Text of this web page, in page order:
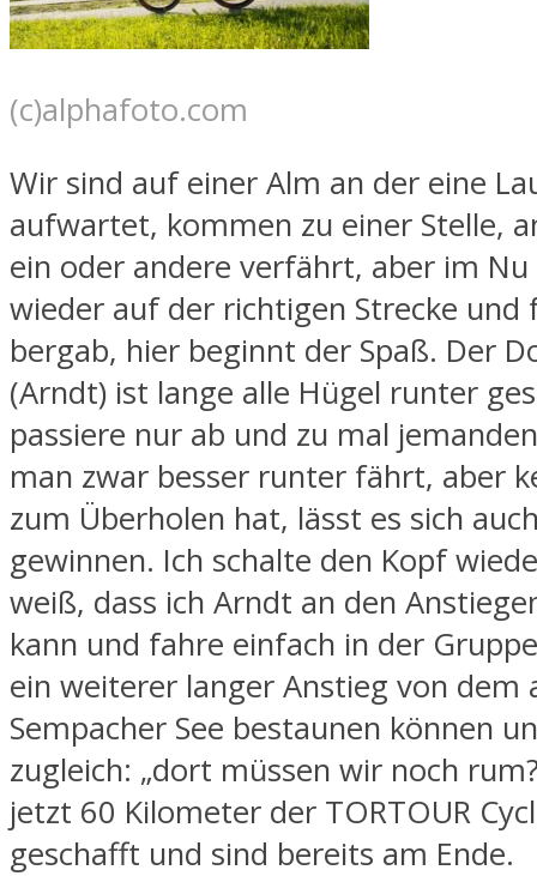
(c)alphafoto.com
Wir sind auf einer Alm an der eine
aufwartet, kommen zu einer Stelle,
ein oder andere verfährt, aber im
wieder auf der richtigen Strecke und
bergab, hier beginnt der Spaß. Der
(Arndt) ist lange alle Hügel runter
passiere nur ab und zu mal
man zwar besser runter fährt, aber
zum Überholen hat, lässt es sich
gewinnen. Ich schalte den Kopf
weiß, dass ich Arndt an den
kann und fahre einfach in der
ein weiterer langer Anstieg von dem
Sempacher See bestaunen können
zugleich: „dort müssen wir noch
jetzt 60 Kilometer der TORTOUR
geschafft und sind bereits am Ende.